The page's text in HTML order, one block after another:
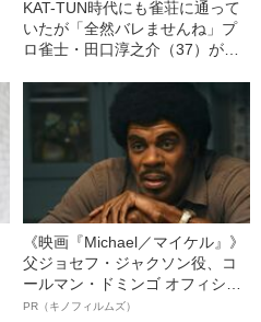
KAT-TUN時代にも雀荘に通って
いたが「全然バレませんね」プ
ロ雀士・田口淳之介（37）が麻
《映画『Michael／マイケル』》
父ジョセフ・ジャクソン役、コ
ールマン・ドミンゴ オフィシャ
ルインタビュー“観客を魅了した
PR（キノフィルムズ）